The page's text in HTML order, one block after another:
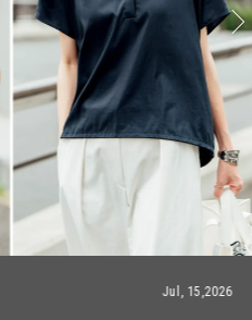
Jul, 15,2026